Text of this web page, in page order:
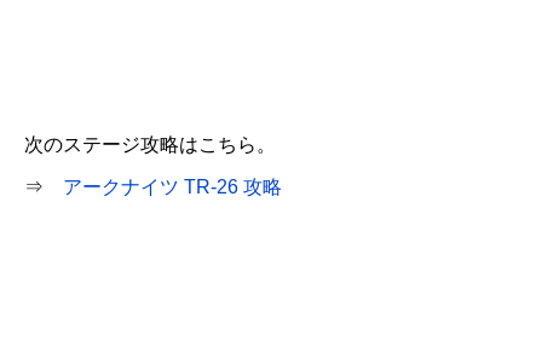
次のステージ攻略はこちら。
⇒ アークナイツ TR-26 攻略